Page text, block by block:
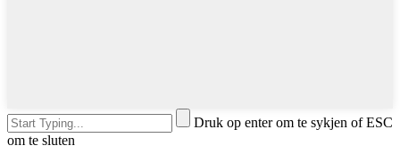
Druk op enter om te sykjen of ESC
om te sluten